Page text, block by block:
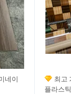
네이
최고
플라스